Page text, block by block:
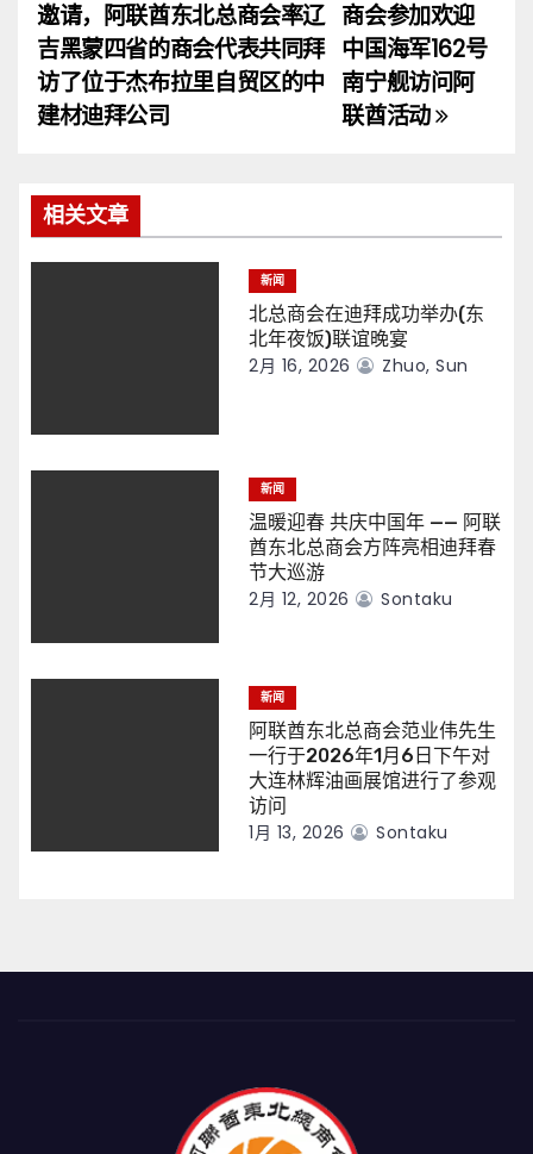
章
导
商会参加欢迎
中国海军162号
南宁舰访问阿
联酋活动
邀请，阿联酋东北总商会率辽
吉黑蒙四省的商会代表共同拜
访了位于杰布拉里自贸区的中
建材迪拜公司
相关文章
新闻
北总商会在迪拜成功举办(东
北年夜饭)联谊晚宴
2月 16, 2026 Zhuo, Sun
新闻
温暖迎春 共庆中国年 —— 阿联
酋东北总商会方阵亮相迪拜春
节大巡游
2月 12, 2026 Sontaku
新闻
阿联酋东北总商会范业伟先生
一行于2026年1月6日下午对
大连林辉油画展馆进行了参观
访问
1月 13, 2026 Sontaku